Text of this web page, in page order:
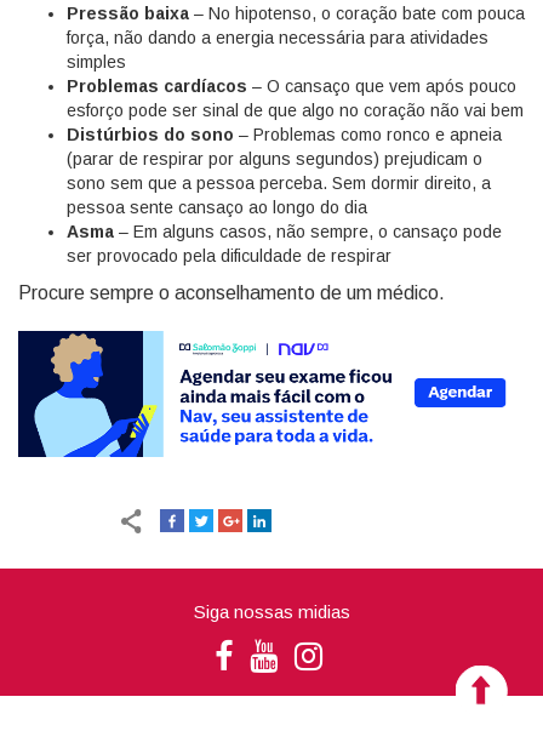
Pressão baixa – No hipotenso, o coração bate com pouca
força, não dando a energia necessária para atividades
simples
Problemas cardíacos – O cansaço que vem após pouco
esforço pode ser sinal de que algo no coração não vai bem
Distúrbios do sono – Problemas como ronco e apneia
(parar de respirar por alguns segundos) prejudicam o
sono sem que a pessoa perceba. Sem dormir direito, a
pessoa sente cansaço ao longo do dia
Asma – Em alguns casos, não sempre, o cansaço pode
ser provocado pela dificuldade de respirar
Procure sempre o aconselhamento de um médico.
Siga nossas midias